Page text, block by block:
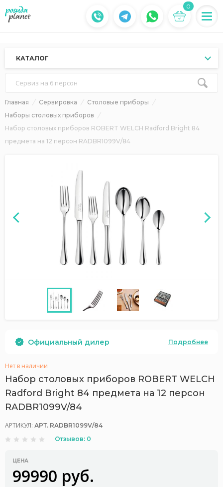
0
КАТАЛОГ
Сервиз на 6 персон
Главная Сервировка
Столовые приборы
Наборы столовых приборов
Набор столовых приборов ROBERT WELCH Radford Bright 84
предмета на 12 персон RADBR1099V/84
Официальный дилер Подробнее
Нет в наличии
Набор столовых приборов ROBERT WELCH
Radford Bright 84 предмета на 12 персон
RADBR1099V/84
АРТИКУЛ: АРТ. RADBR1099V/84
Отзывов: 0
ЦЕНА
99990 руб.